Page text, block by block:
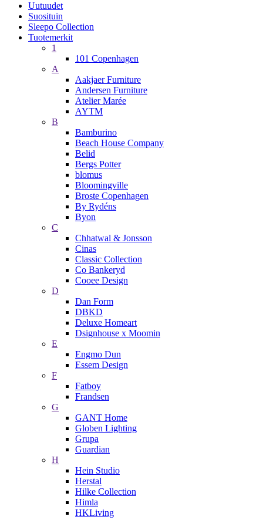
Uutuudet
Suosituin
Sleepo Collection
Tuotemerkit
1
101 Copenhagen
A
Aakjaer Furniture
Andersen Furniture
Atelier Marée
AYTM
B
Bamburino
Beach House Company
Belid
Bergs Potter
blomus
Bloomingville
Broste Copenhagen
By Rydéns
Byon
C
Chhatwal & Jonsson
Cinas
Classic Collection
Co Bankeryd
Cooee Design
D
Dan Form
DBKD
Deluxe Homeart
Dsignhouse x Moomin
E
Engmo Dun
Essem Design
F
Fatboy
Frandsen
G
GANT Home
Globen Lighting
Grupa
Guardian
H
Hein Studio
Herstal
Hilke Collection
Himla
HKLiving